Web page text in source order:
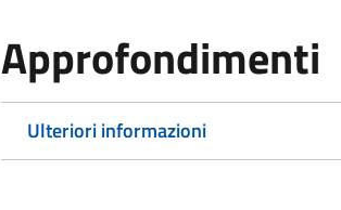
Approfondimenti
Ulteriori informazioni